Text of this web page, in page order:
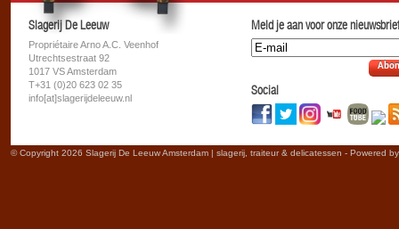
Slagerij De Leeuw
Propriétaire Arno A.C. Veenhof
Utrechtsestraat 92
1017 VS Amsterdam
T+31 (0)20 623 02 35
info[at]slagerijdeleeuw.nl
Meld je aan voor onze
Social
© Copyright 2026 Slagerij De Leeuw Amsterdam | slagerij, traiteur & delicatessen - Powered